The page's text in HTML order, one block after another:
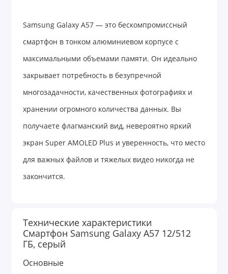
Samsung Galaxy A57 — это бескомпромиссный
смартфон в тонком алюминиевом корпусе с
максимальными объемами памяти. Он идеально
закрывает потребность в безупречной
многозадачности, качественных фотографиях и
хранении огромного количества данных. Вы
получаете флагманский вид, невероятно яркий
экран Super AMOLED Plus и уверенность, что место
для важных файлов и тяжелых видео никогда не
закончится.
легкостью тянет самые тяжелые приложения и
вмещает в себя всё, что вам нужно? Samsung
Galaxy A57 в максимальной версии на 12/512 ГБ
Технические характеристики
Смартфон Samsung Galaxy A57 12/512
ГБ, серый
Основные